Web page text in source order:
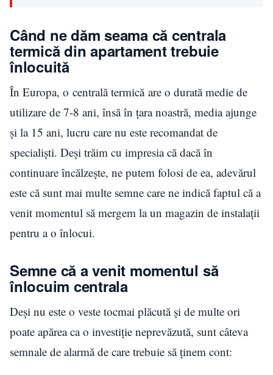
Când ne dăm seama că centrala
termică din apartament trebuie
înlocuită
În Europa, o centrală termică are o durată medie de
utilizare de 7-8 ani, însă în țara noastră, media ajunge
și la 15 ani, lucru care nu este recomandat de
specialiști. Deși trăim cu impresia că dacă în
continuare încălzește, ne putem folosi de ea, adevărul
este că sunt mai multe semne care ne indică faptul că a
venit momentul să mergem la un magazin de instalaţii
pentru a o înlocui.
Semne că a venit momentul să
înlocuim centrala
Deși nu este o veste tocmai plăcută și de multe ori
poate apărea ca o investiție neprevăzută, sunt câteva
semnale de alarmă de care trebuie să ținem cont: